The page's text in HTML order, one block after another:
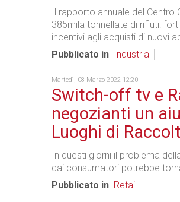
Il rapporto annuale del
385mila tonnellate di rifiuti:
incentivi agli acquisti di nuovi
Pubblicato in
Industria
Martedì, 08 Marzo 2022 12:20
Switch-off tv e
negozianti un
Luoghi di
In questi giorni il problema
dai consumatori potrebbe
Pubblicato in Retail